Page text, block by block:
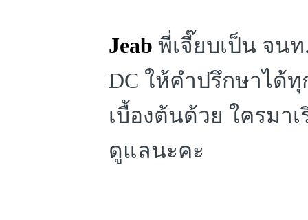
Jeab พี่เจี๊ยบเป็น จน
DC ให้คำปรึกษาได้ทุ
เบื้องต้นด้วย ใครมาเ
ดูแลนะคะ